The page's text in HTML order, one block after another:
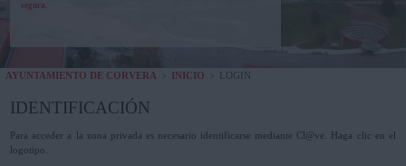
AYUDA
segura.
AYUNTAMIENTO DE CORVERA INICIO LOGIN
IDENTIFICACIÓN
Para acceder a la zona privada es necesario identificarse mediante Cl@ve. Haga clic en el
logotipo.